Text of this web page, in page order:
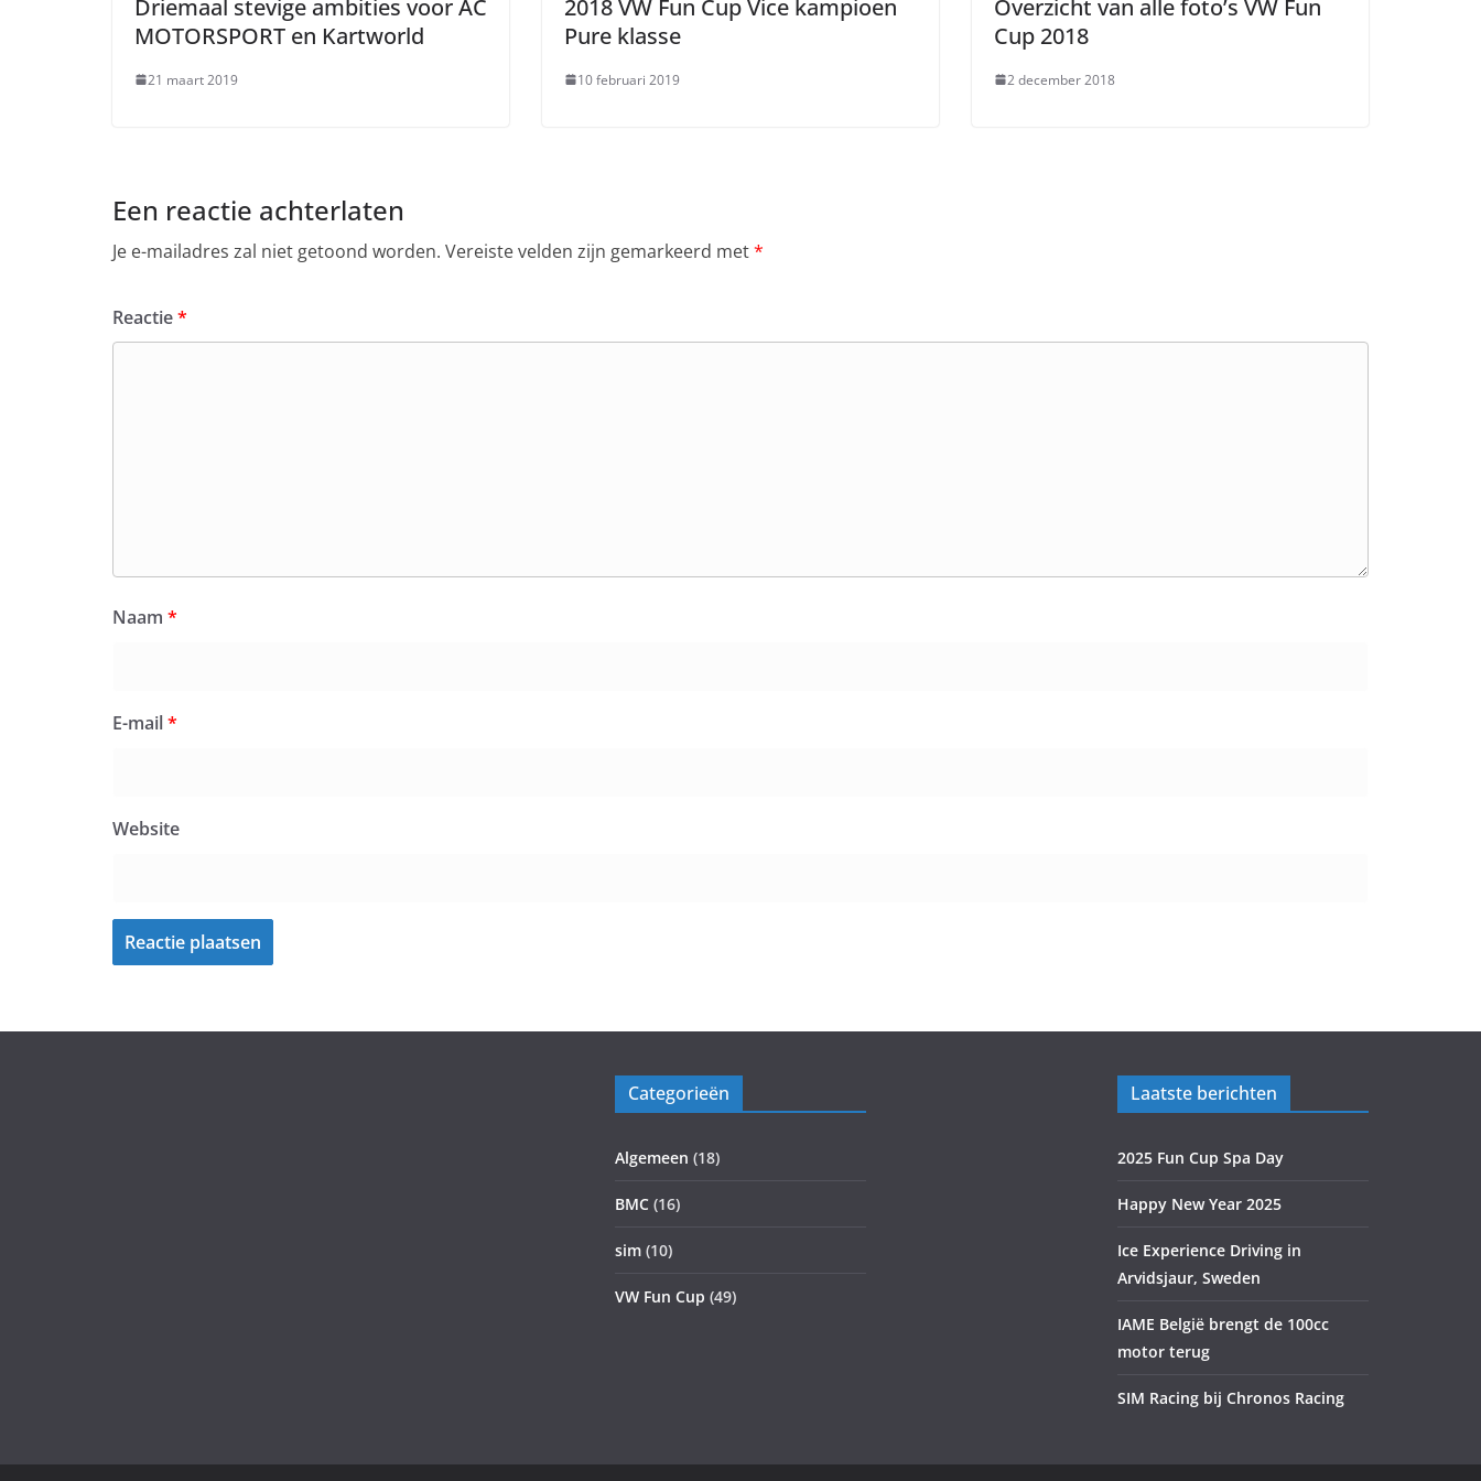
Driemaal stevige ambities voor AC
MOTORSPORT en Kartworld
21 maart 2019
2018 VW Fun Cup Vice kampioen
Pure klasse
10 februari 2019
Overzicht van alle foto’s VW Fun
Cup 2018
2 december 2018
Een reactie achterlaten
Je e-mailadres zal niet getoond worden. Vereiste velden zijn gemarkeerd met*
Reactie*
Naam *
E-mail*
Website
Categorieën
Algemeen (18)
BMC (16)
sim (10)
VW Fun Cup (49)
Laatste berichten
2025 Fun Cup Spa Day
Happy New Year 2025
Ice Experience Driving in
Arvidsjaur, Sweden
IAME België brengt de 100cc
motor terug
SIM Racing bij Chronos Racing